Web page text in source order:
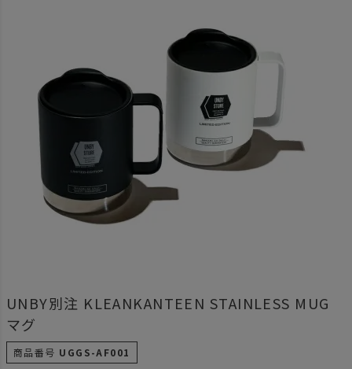
UNBY別注 KLEANKANTEEN STAINLESS MUG
マグ
商品番号 UGGS-AF001